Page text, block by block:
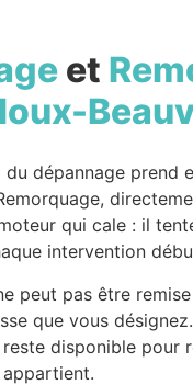
et
du dépannage prend
qui cale : il
intervention
peut pas être
que vous
disponible pour